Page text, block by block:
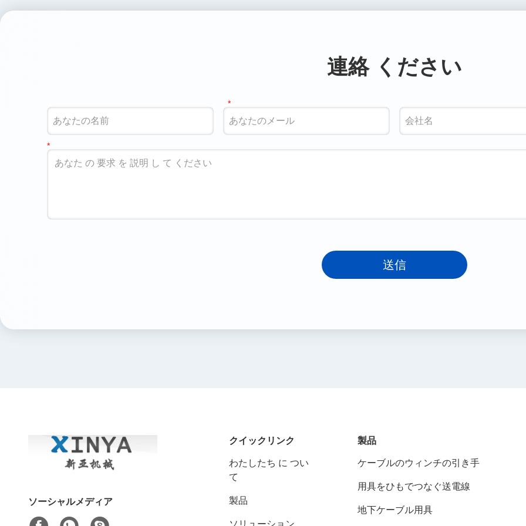
連絡 ください
送信
ソーシャルメディア
クイックリンク
わたしたち に つい
て
製品
ソリューション
製品
ケーブルのウィンチの引き手
用具をひもでつなぐ送電線
地下ケーブル用具